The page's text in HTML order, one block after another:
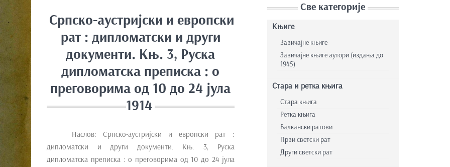
Српско-аустријски и европски
рат : дипломатски и други
документи. Књ. 3, Руска
дипломатска преписка : о
преговорима од 10 до 24 јула
1914
Наслов: Српско-аустријски и европски рат :
дипломатски и други документи. Књ. 3, Руска
дипломатска преписка : о преговорима од 10 до 24 јула
Све категорије
Књиге
Завичајне књиге
Завичајне књиге аутори (издања до
1945)
Стара и ретка књига
Стара књига
Ретка књига
Балкански ратови
Први светски рат
Други светски рат